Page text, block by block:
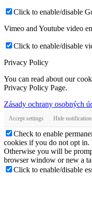
Click to enable/disable
Vimeo and Youtube video
Click to enable/disable
Privacy Policy
You can read about our
Privacy Policy Page.
Zásady ochrany osobných
Accept settings Hide
Check to enable
cookies if you do not opt in.
Otherwise you will be
browser window or new a
Click to enable/disable